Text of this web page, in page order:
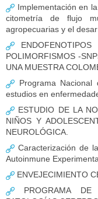
Implementación en
citometría de flujo
agropecuarias y el
POLIMORFISMOS -
UNA MUESTRA
Programa Nacional
estudios en
ESTUDIO DE LA
NIÑOS Y
NEUROLÓGICA.
Caracterización de
Autoinmune
ENVEJECIMIENTO
PROGRAMA DE